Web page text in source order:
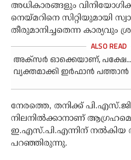
അധികാരങ്ങളും
നെയ്മറിനെ സിറ്റിയുമായി
തീരുമാനിച്ചതെന്ന കാര്യവും
അക്‌സര്‍ ഓക്കെയാണ്,
വ്യക്തമാക്കി ഇര്‍ഫാന്‍ പത്താന്‍
നേരത്തെ, തനിക്ക്
നിലനില്‍ക്കാനാണ്
ഇ.എസ്.പി.എന്നിന് നല്‍കിയ
പറഞ്ഞിരുന്നു.